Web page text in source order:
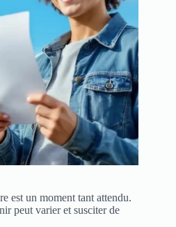
est un moment tant attendu.
peut varier et susciter de